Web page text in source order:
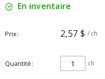
En inventaire
Prix 2,57 $ / ch
Quantité ch